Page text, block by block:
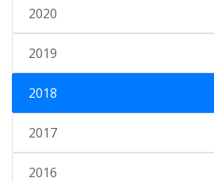
2020
2019
2018
2017
2016